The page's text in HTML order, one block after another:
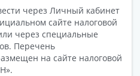
через Личный кабинет
сайте налоговой
через специальные
Перечень
на сайте налоговой